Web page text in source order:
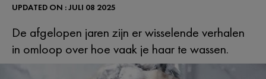
De afgelopen jaren zijn er wisselende verhalen
in omloop over hoe vaak je haar te wassen.
UPDATED ON : JULI 08 2025